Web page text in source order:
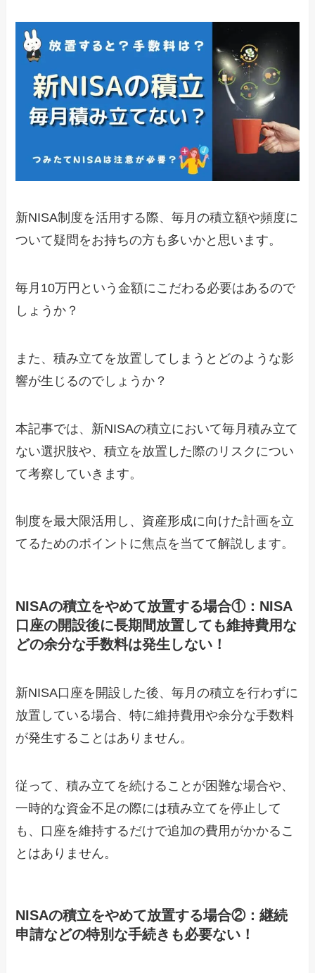
新NISA制度を活用する際、毎月の積立額や頻度に
ついて疑問をお持ちの方も多いかと思います。
毎月10万円という金額にこだわる必要はあるので
しょうか？
また、積み立てを放置してしまうとどのような影
響が生じるのでしょうか？
本記事では、新NISAの積立において毎月積み立て
ない選択肢や、積立を放置した際のリスクについ
て考察していきます。
制度を最大限活用し、資産形成に向けた計画を立
てるためのポイントに焦点を当てて解説します。
NISAの積立をやめて放置する場合①：NISA
口座の開設後に長期間放置しても維持費用な
どの余分な手数料は発生しない！
新NISA口座を開設した後、毎月の積立を行わずに
放置している場合、特に維持費用や余分な手数料
が発生することはありません。
従って、積み立てを続けることが困難な場合や、
一時的な資金不足の際には積み立てを停止して
も、口座を維持するだけで追加の費用がかかるこ
とはありません。
NISAの積立をやめて放置する場合②：継続
申請などの特別な手続きも必要ない！